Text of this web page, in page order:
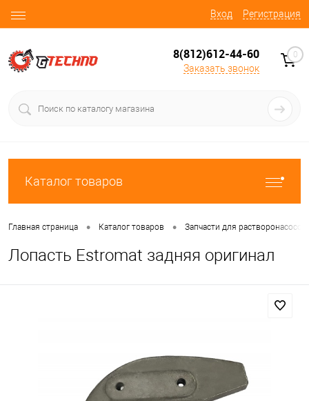
Вход Регистрация
8(812)612-44-60
Заказать звонок
0
Каталог товаров
Главная страница • Каталог товаров • Запчасти для растворонасосов
Лопасть Estromat задняя оригинал